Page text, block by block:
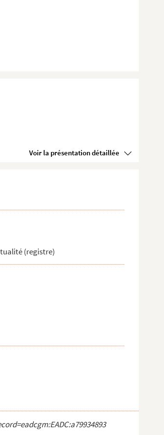
Voir la présentation détaillée
(registre)